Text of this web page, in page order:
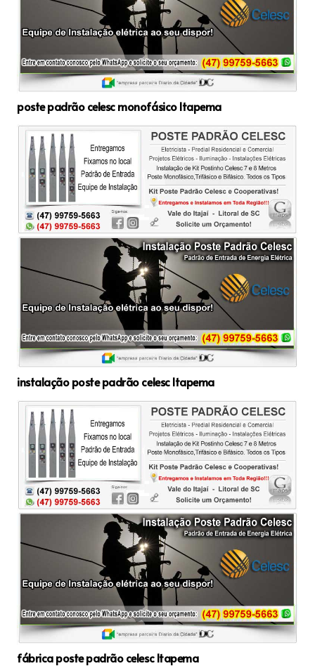
poste padrão celesc monofásico Itapema
instalação poste padrão celesc Itapema
fábrica poste padrão celesc Itapema